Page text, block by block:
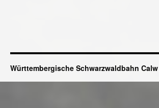
Württembergische Schwarzwaldbahn Calw